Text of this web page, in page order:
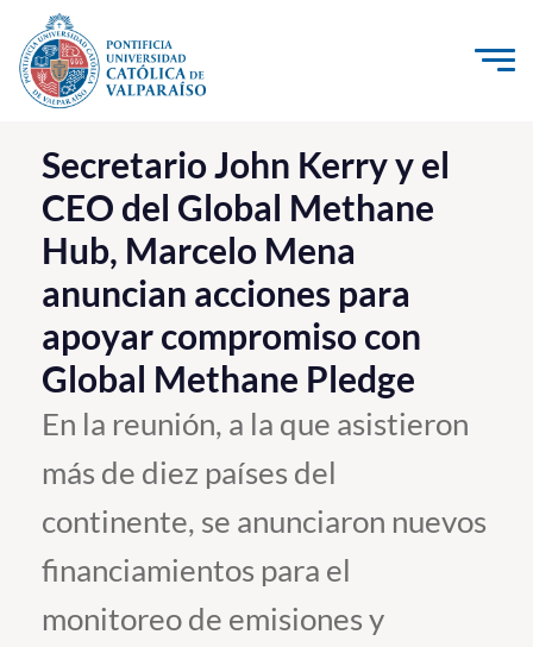
Click acá para ir directamente al contenido
La Universidad
Investigación, Creación e Innovación
PUCV Internacional
Vinculación con el Medio
Admisión
Pregrado
Postgrado
Formación Continua
Secretario John Kerry y el
CEO del Global Methane
Hub, Marcelo Mena
anuncian acciones para
apoyar compromiso con
Global Methane Pledge
En la reunión, a la que asistieron
más de diez países del
continente, se anunciaron nuevos
financiamientos para el
monitoreo de emisiones y